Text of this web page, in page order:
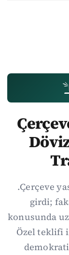
.Çerçeve
girdi;
konusunda
Özel teklifi